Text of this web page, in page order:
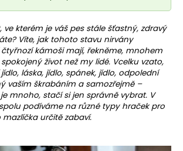
ve kterém je váš pes stále šťastný, zdravý
Víte, jak tohoto stavu nirvány
kámoši mají, řekněme, mnohem
život než my lidé. Vcelku vzato,
láska, jídlo, spánek, jídlo, odpolední
vaším škrabáním a samozřejmě –
mnoho, stačí si jen správně vybrat. V
podíváme na různé typy hraček pro
určitě zabaví.
HLEDAT